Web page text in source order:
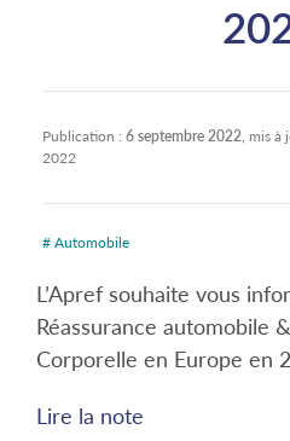
Publication : 6 septembre 2022, mis à
2022
# Automobile
L’Apref souhaite vous
Réassurance automobile
Corporelle en Europe en
Lire la note